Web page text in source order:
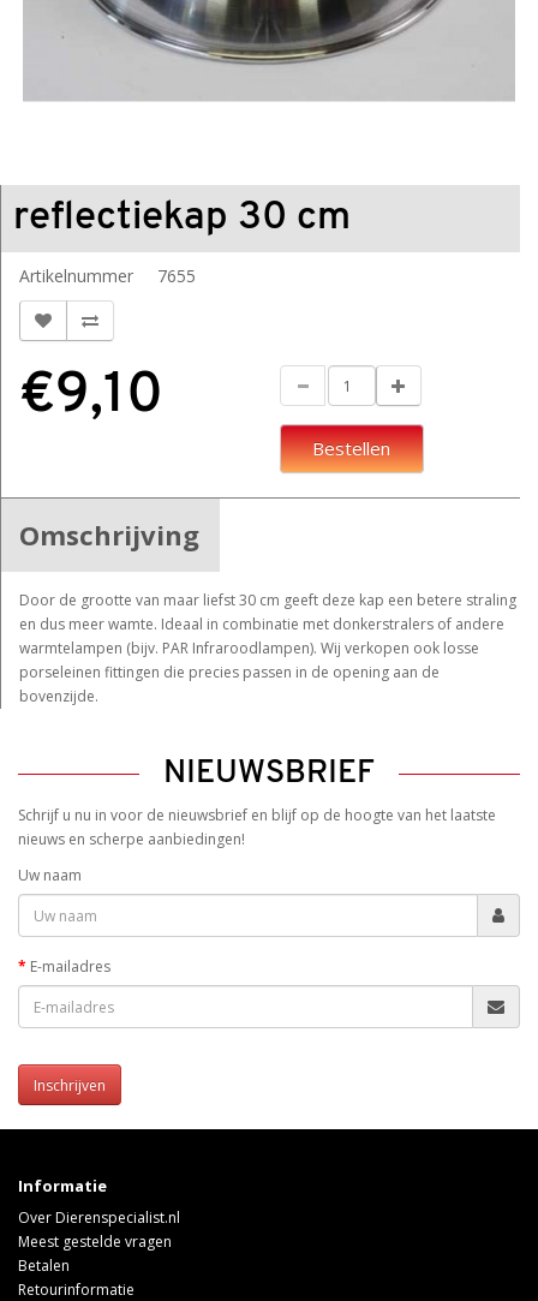
reflectiekap 30 cm
Artikelnummer 7655
€9,10
Bestellen
Omschrijving
Door de grootte van maar liefst 30 cm geeft deze kap een betere straling
en dus meer wamte. Ideaal in combinatie met donkerstralers of andere
warmtelampen (bijv. PAR Infraroodlampen). Wij verkopen ook losse
porseleinen fittingen die precies passen in de opening aan de
bovenzijde.
NIEUWSBRIEF
Schrijf u nu in voor de nieuwsbrief en blijf op de hoogte van het laatste
nieuws en scherpe aanbiedingen!
Uw naam
E-mailadres
Inschrijven
Informatie
Over Dierenspecialist.nl
Meest gestelde vragen
Betalen
Retourinformatie